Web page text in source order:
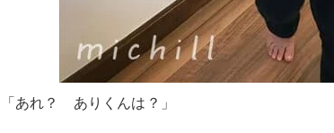
「あれ？ ありくんは？」